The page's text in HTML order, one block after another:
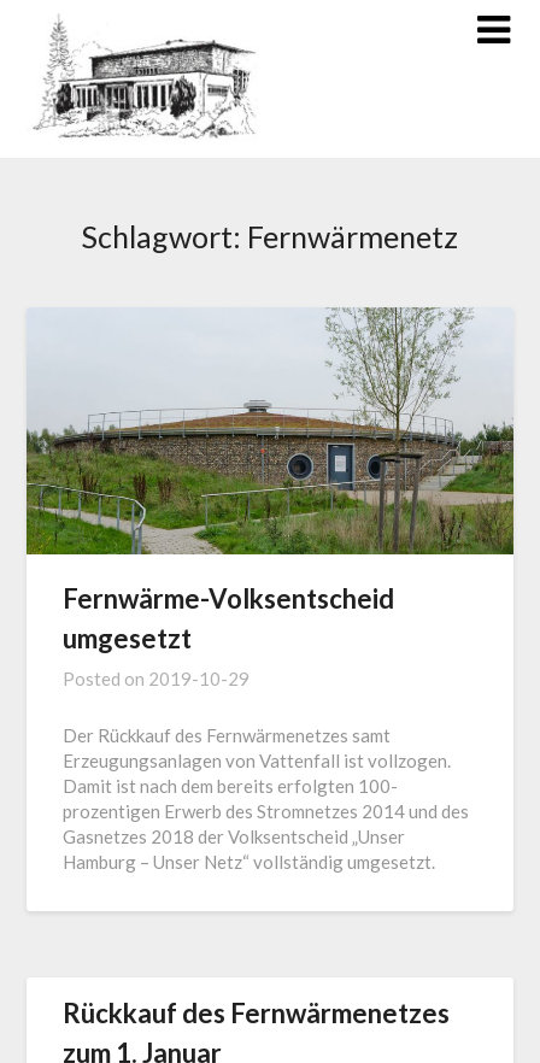
Schlagwort: Fernwärmenetz
Fernwärme-Volksentscheid
umgesetzt
Posted on 2019-10-29
Der Rückkauf des Fernwärmenetzes samt
Erzeugungsanlagen von Vattenfall ist vollzogen.
Damit ist nach dem bereits erfolgten 100-
prozentigen Erwerb des Stromnetzes 2014 und des
Gasnetzes 2018 der Volksentscheid „Unser
Hamburg – Unser Netz“ vollständig umgesetzt.
Rückkauf des Fernwärmenetzes
zum 1. Januar